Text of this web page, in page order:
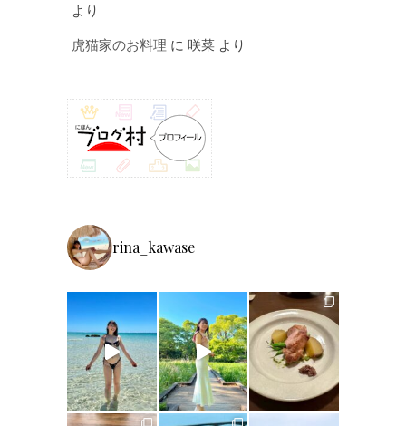
より
虎猫家のお料理 に 咲菜 より
rina_kawase